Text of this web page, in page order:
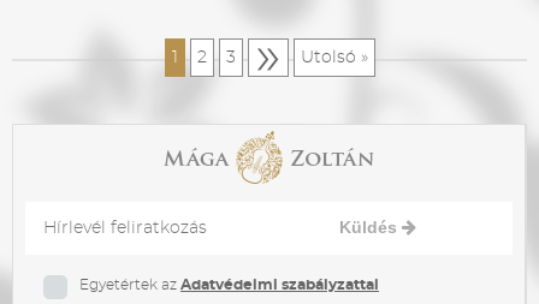
2 3 » Utolsó »
Küldés
Egyetértek az Adatvédelmi szabályzattal